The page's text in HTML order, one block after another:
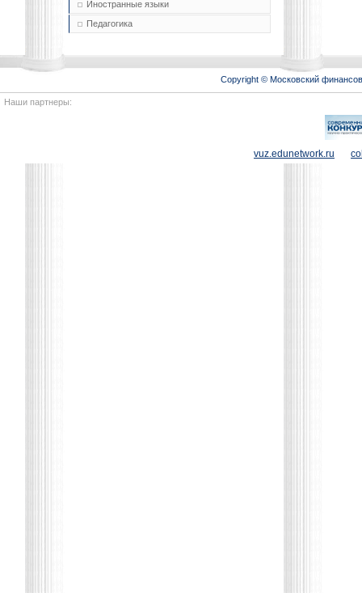
Иностранные языки
Педагогика
Copyright © Московский
Наши партнеры:
vuz.edunetwork.ru